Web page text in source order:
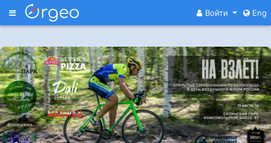
Меню Войти Eng